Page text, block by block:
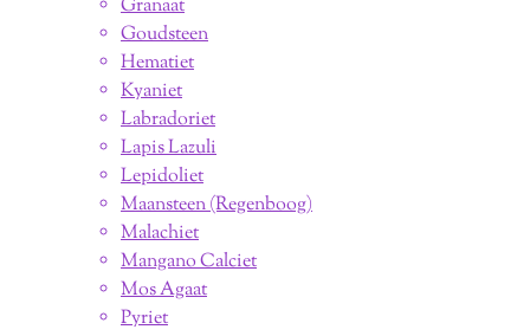
Granaat
Goudsteen
Hematiet
Kyaniet
Labradoriet
Lapis Lazuli
Lepidoliet
Maansteen (Regenboog)
Malachiet
Mangano Calciet
Mos Agaat
Pyriet